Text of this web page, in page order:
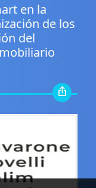
en la
de los
del